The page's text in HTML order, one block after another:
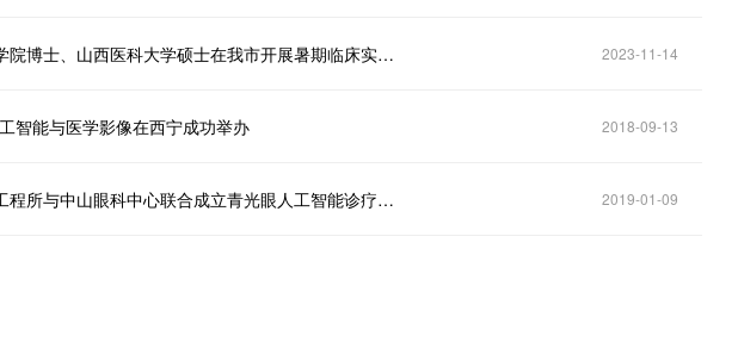
【市校合作】清华大学医学院博士、山西医科大学硕士在我市开展暑期临床实践教学活动 2023-11-14
智能与医学影像在西宁成功举办 2018-09-13
中科院宁波工研院慈溪医工程所与中山眼科中心联合成立青光眼人工智能诊疗及影像分析实验室 2019-01-09